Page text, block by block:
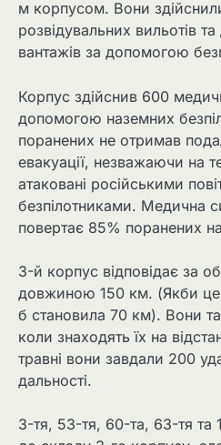
м корпусом. Вони
розвідувальних вильотів
вантажів за допомогою
Корпус здійснив 600
допомогою наземних
поранених не отримав
евакуації, незважаючи на
атаковані російськими
безпілотниками. Медична
повертає 85% поранених
3-й корпус відповідає за
довжиною 150 км. (Якби це
б становила 70 км). Вони
коли знаходять їх на
травні вони завдали 200
дальності.
3-тя, 53-тя, 60-та, 63-тя та